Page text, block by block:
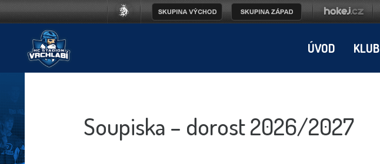
ÚVOD KLUB
Soupiska – dorost 2026/2027